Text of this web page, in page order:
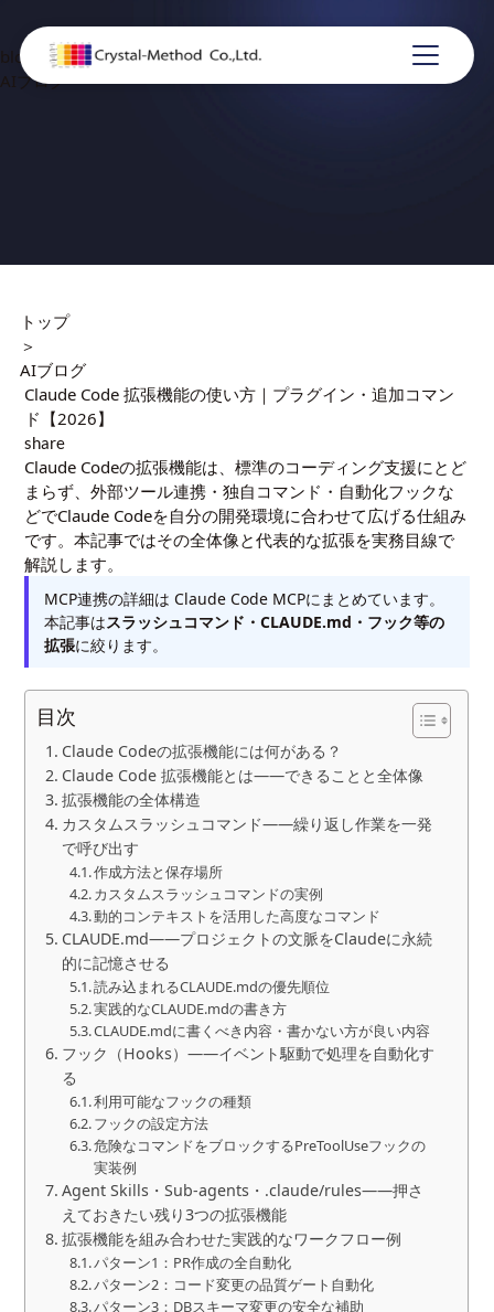
blog
AIブログ
トップ
＞
AIブログ
Claude Code 拡張機能の使い方｜プラグイン・追加コマン
ド【2026】
share
Claude Codeの拡張機能は、標準のコーディング支援にとど
まらず、外部ツール連携・独自コマンド・自動化フックな
どでClaude Codeを自分の開発環境に合わせて広げる仕組み
です。本記事ではその全体像と代表的な拡張を実務目線で
解説します。
MCP連携の詳細はClaude Code MCPにまとめています。
本記事はスラッシュコマンド・CLAUDE.md・フック等の
拡張に絞ります。
目次
Claude Codeの拡張機能には何がある？
Claude Code 拡張機能とは——できることと全体像
拡張機能の全体構造
カスタムスラッシュコマンド——繰り返し作業を一発
で呼び出す
作成方法と保存場所
カスタムスラッシュコマンドの実例
動的コンテキストを活用した高度なコマンド
CLAUDE.md——プロジェクトの文脈をClaudeに永続
的に記憶させる
読み込まれるCLAUDE.mdの優先順位
実践的なCLAUDE.mdの書き方
CLAUDE.mdに書くべき内容・書かない方が良い内容
フック（Hooks）——イベント駆動で処理を自動化す
る
利用可能なフックの種類
フックの設定方法
危険なコマンドをブロックするPreToolUseフックの
実装例
Agent Skills・Sub-agents・.claude/rules——押さ
えておきたい残り3つの拡張機能
拡張機能を組み合わせた実践的なワークフロー例
パターン1：PR作成の全自動化
パターン2：コード変更の品質ゲート自動化
パターン3：DBスキーマ変更の安全な補助